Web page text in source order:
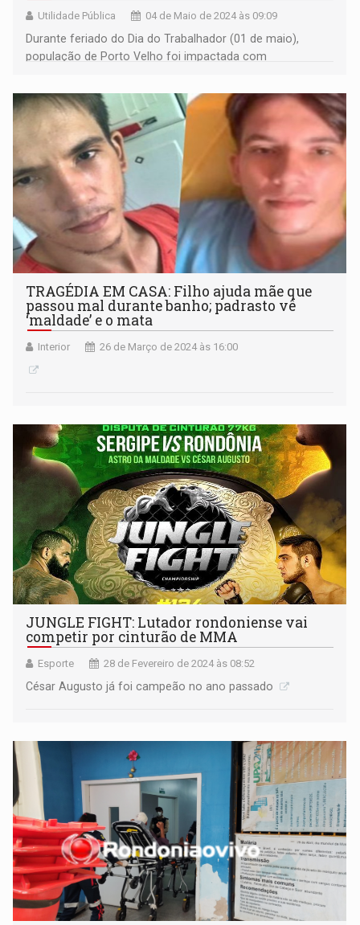
Utilidade Pública 04 de Maio de 2024 às 09:09
Durante feriado do Dia do Trabalhador (01 de maio),
população de Porto Velho foi impactada com
Sul
TRAGÉDIA EM CASA: Filho ajuda mãe que
passou mal durante banho; padrasto vê
‘maldade’ e o mata
Interior 26 de Março de 2024 às 16:00
JUNGLE FIGHT: Lutador rondoniense vai
competir por cinturão de MMA
Esporte 28 de Fevereiro de 2024 às 08:52
César Augusto já foi campeão no ano passado